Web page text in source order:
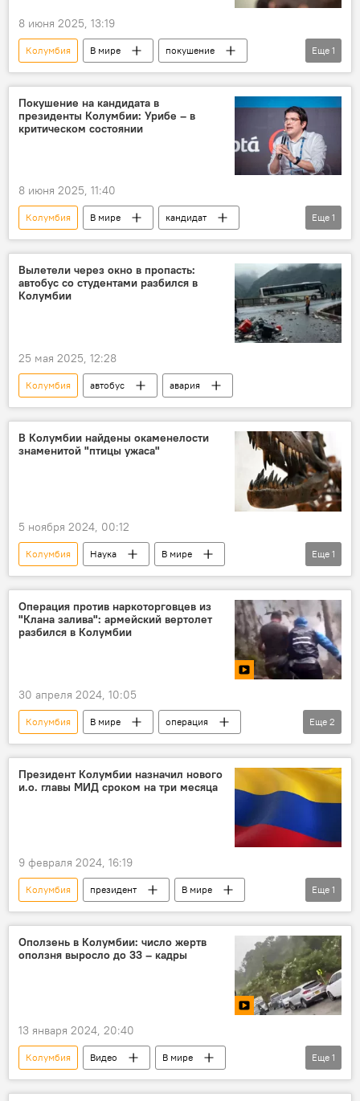
8 июня 2025, 13:19
Колумбия В мире
покушение
операция
Еще 1
Покушение на кандидата в
президенты Колумбии: Урибе – в
критическом состоянии
8 июня 2025, 11:40
Колумбия В мире
кандидат
президент
Еще 1
Вылетели через окно в пропасть:
автобус со студентами разбился в
Колумбии
25 мая 2025, 12:28
Колумбия автобус авария
В Колумбии найдены окаменелости
знаменитой "птицы ужаса"
5 ноября 2024, 00:12
Колумбия Наука
В мире
Общество
Еще 1
Операция против наркоторговцев из
"Клана залива": армейский вертолет
разбился в Колумбии
30 апреля 2024, 10:05
Колумбия В мире
операция
вертолет
Видео
Еще 2
Президент Колумбии назначил нового
и.о. главы МИД сроком на три месяца
9 февраля 2024, 16:19
Колумбия президент
В мире
министр
Еще 1
Оползень в Колумбии: число жертв
оползня выросло до 33 – кадры
13 января 2024, 20:40
Колумбия Видео
В мире
оползень
Еще 1